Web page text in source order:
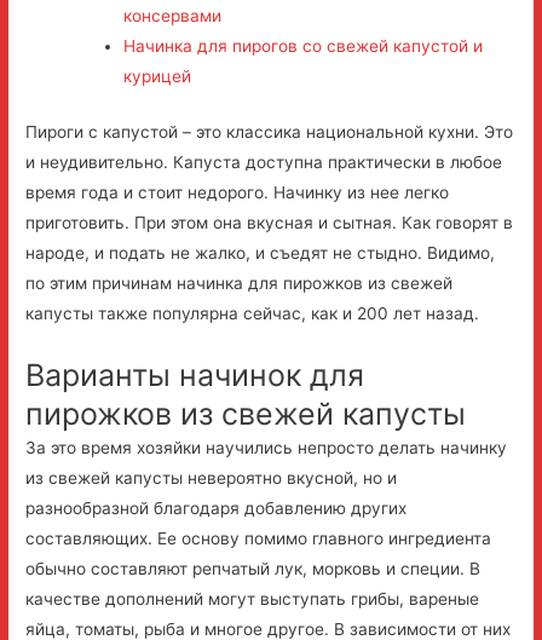
консервами
Начинка для пирогов со свежей капустой и
курицей
Пироги с капустой – это классика национальной кухни. Это
и неудивительно. Капуста доступна практически в любое
время года и стоит недорого. Начинку из нее легко
приготовить. При этом она вкусная и сытная. Как говорят в
народе, и подать не жалко, и съедят не стыдно. Видимо,
по этим причинам начинка для пирожков из свежей
капусты также популярна сейчас, как и 200 лет назад.
Варианты начинок для
пирожков из свежей капусты
За это время хозяйки научились непросто делать начинку
из свежей капусты невероятно вкусной, но и
разнообразной благодаря добавлению других
составляющих. Ее основу помимо главного ингредиента
обычно составляют репчатый лук, морковь и специи. В
качестве дополнений могут выступать грибы, вареные
яйца, томаты, рыба и многое другое. В зависимости от них